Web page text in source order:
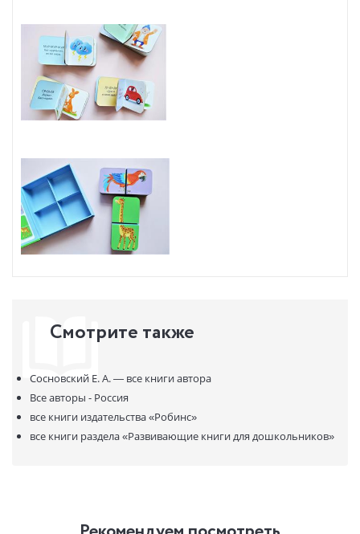
Смотрите также
Сосновский Е. А. — все книги автора
Все авторы - Россия
все книги издательства«Робинс»
все книги раздела«Развивающие книги для дошкольников»